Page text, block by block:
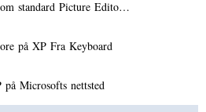
standard Picture Edito…
på XP Fra Keyboard
Microsofts nettsted